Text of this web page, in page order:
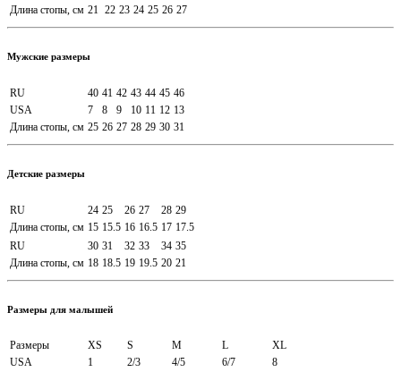
Длина стопы, см 21 22 23 24 25 26 27
Мужские размеры
RU 40 41 42 43 44 45 46
USA
7 8 9 10 11 12 13
Длина стопы, см 25 26 27 28 29 30 31
Детские размеры
RU 24 25 26 27 28 29
Длина стопы, см 15 15.5 16 16.5 17 17.5
RU
30 31 32 33 34 35
Длина стопы, см 18 18.5 19 19.5 20 21
Размеры для малышей
Размеры XS S M L
XL
USA
1 2/3 4/5 6/7
8